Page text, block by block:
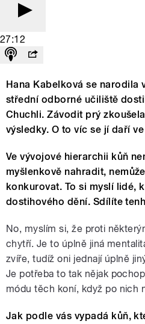
27:12
Hana Kabelková se narodila
střední odborné učiliště
Chuchli. Závodit prý
výsledky. O to víc se jí daří
Ve vývojové hierarchii kůň
myšlenkově nahradit,
konkurovat. To si myslí lidé,
dostihového dění. Sdílíte
No, myslím si, že proti
chytří. Je to úplně jiná
zvíře, tudíž oni jednají úplně
Je potřeba to tak nějak
módu těch koní, když po nich
Jak podle vás vypadá kůň,